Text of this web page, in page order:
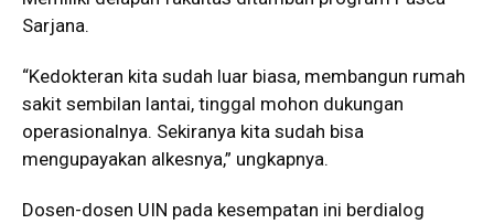
Sarjana.
“Kedokteran kita sudah luar biasa, membangun rumah
sakit sembilan lantai, tinggal mohon dukungan
operasionalnya. Sekiranya kita sudah bisa
mengupayakan alkesnya,” ungkapnya.
Dosen-dosen UIN pada kesempatan ini berdialog